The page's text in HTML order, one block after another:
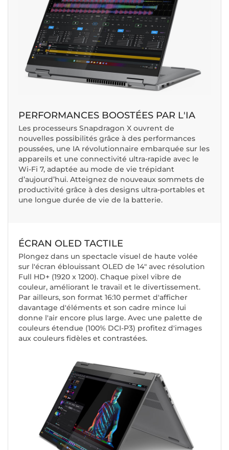
PERFORMANCES BOOSTÉES PAR L'IA
Les processeurs Snapdragon X ouvrent de
nouvelles possibilités grâce à des performances
poussées, une IA révolutionnaire embarquée sur les
appareils et une connectivité ultra-rapide avec le
Wi-Fi 7, adaptée au mode de vie trépidant
d’aujourd’hui. Atteignez de nouveaux sommets de
productivité grâce à des designs ultra-portables et
une longue durée de vie de la batterie.
ÉCRAN OLED TACTILE
Plongez dans un spectacle visuel de haute volée
sur l'écran éblouissant OLED de 14" avec résolution
Full HD+ (1920 x 1200). Chaque pixel vibre de
couleur, améliorant le travail et le divertissement.
Par ailleurs, son format 16:10 permet d'afficher
davantage d'éléments et son cadre mince lui
donne l'air encore plus large. Avec une palette de
couleurs étendue (100% DCI-P3) profitez d'images
aux couleurs fidèles et contrastées.